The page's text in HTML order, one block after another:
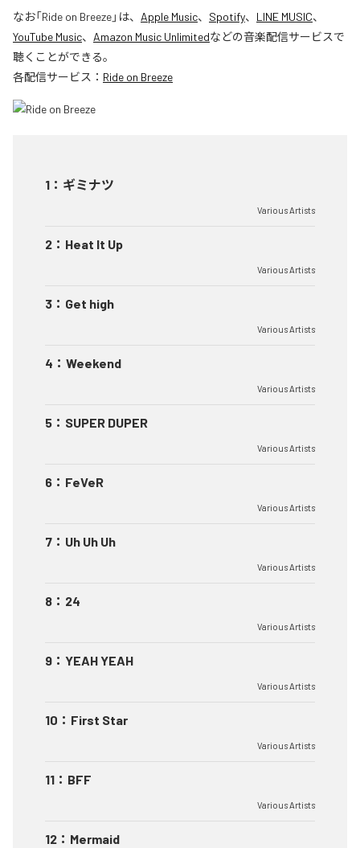
なお「Ride on Breeze」は、 Apple Music、 Spotify、 LINE MUSIC、
YouTube Music、 Amazon Music Unlimitedなどの音楽配信サービスで
聴くことができる。
各配信サービス： Ride on Breeze
1 ： ギミナツ
Various Artists
2 ： Heat It Up
Various Artists
3 ： Get high
Various Artists
4 ： Weekend
Various Artists
5 ： SUPER DUPER
Various Artists
6 ： FeVeR
Various Artists
7 ： Uh Uh Uh
Various Artists
8 ： 24
Various Artists
9 ： YEAH YEAH
Various Artists
10 ： First Star
Various Artists
11 ： BFF
Various Artists
12 ： Mermaid